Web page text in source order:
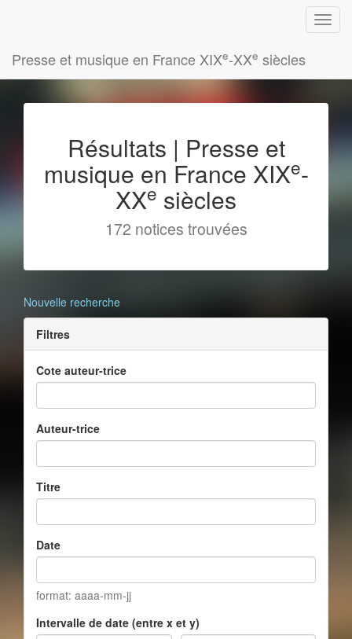
Presse et musique en France XIXe-XXe siècles
Résultats | Presse et
musique en France XIXe-
XXe siècles
172 notices trouvées
Nouvelle recherche
Filtres
Cote auteur-trice
Auteur-trice
Titre
Date
format: aaaa-mm-jj
Intervalle de date (entre x et y)